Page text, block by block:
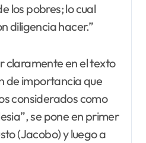
los pobres; lo cual
diligencia hacer.”
claramente en el texto
de importancia que
considerados como
se pone en primer
(Jacobo) y luego a